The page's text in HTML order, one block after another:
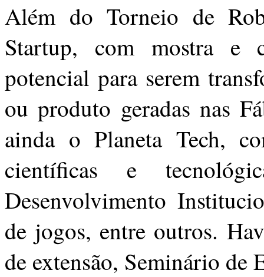
Além do Torneio de
Startup, com mostra e
potencial para serem
ou produto geradas nas
ainda o Planeta Tech,
científicas e
Desenvolvimento
de jogos, entre outros.
de extensão, Seminário de